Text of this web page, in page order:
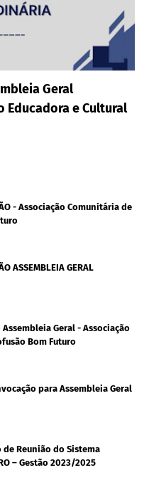
Geral
Educadora e Cultural
- Associação Comunitária de
ASSEMBLEIA GERAL
Geral - Associação
Bom Futuro
para Assembleia Geral
Reunião do Sistema
– Gestão 2023/2025